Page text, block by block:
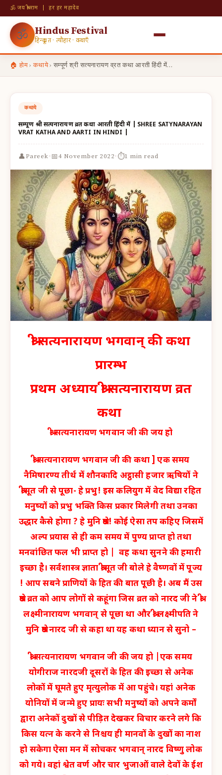
🕉 जय श्री राम | हर हर महादेव
🕉 Hindus Festival
हिन्दू व्रत · त्यौहार · कथाएँ
🏠 होम› कथाये› सम्पूर्ण श्री सत्यनारायण व्रत कथा आरती हिंदी में…
कथाये
सम्पूर्ण श्री सत्यनारायण व्रत कथा आरती हिंदी में | SHREE SATYNARAYAN
VRAT KATHA AND AARTI IN HINDI |
👤Pareek·📅4 November 2022·⏱1 min read
श्री सत्यनारायण भगवान् की कथा
प्रारम्भ
प्रथम अध्याय श्री सत्यनारायण व्रत
कथा
श्री सत्यनारायण भगवान जी की जय हो
श्री सत्यनारायण भगवान जी की कथा ] एक समय
नैमिषारण्य तीर्थ में शौनकादि अट्ठासी हजार ऋषियों ने
श्रीसूत जी से पूछा- हे प्रभु! इस कलियुग में वेद विद्या रहित
मनुष्यों को प्रभु भक्ति किस प्रकार मिलेगी तथा उनका
उद्धार कैसे होगा ? हे मुनि श्रेष्ठ! कोई ऐसा तप कहिए जिसमें
अल्प प्रयास से ही कम समय में पुण्य प्राप्त हो तथा
मनवांछित फल भी प्राप्त हो | वह कथा सुनने की हमारी
इच्छा है। सर्वशास्त्र ज्ञाता श्रीसूत जी बोले हे वैष्णवों में पूज्य
! आप सबने प्राणियों के हित की बात पूछी है। अब मैं उस
श्रेष्ठ व्रत को आप लोगों से कहूंगा जिस व्रत को नारद जी ने श्री
लक्ष्मीनारायण भगवान् से पूछा था और श्री लक्ष्मीपति ने
मुनि श्रेष्ठ नारद जी से कहा था यह कथा ध्यान से सुनो –
श्री सत्यनारायण भगवान जी की जय हो |एक समय
योगीराज नारदजी दूसरों के हित की इच्छा से अनेक
लोकों में घूमते हुए मृत्युलोक में आ पहुंचे। यहां अनेक
योनियों में जन्मे हुए प्रायः सभी मनुष्यों को अपने कर्मों
द्वारा अनेकों दुखों से पीड़ित देखकर विचार करने लगे कि
किस यत्न के करने से निश्चय ही मानवों के दुखों का नाश
हो सकेगा ऐसा मन में सोचकर भगवान् नारद विष्णु लोक
को गये। वहां श्वेत वर्ण और चार भुजाओं वाले देवों के ईश